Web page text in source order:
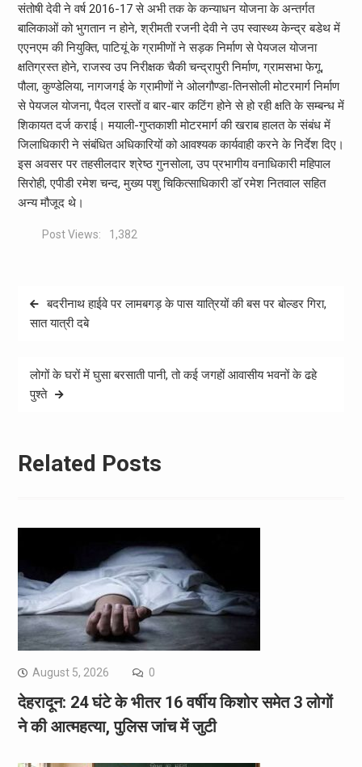
संतोषी देवी ने वर्ष 2016-17 से अभी तक के कन्याधन योजना के अन्तर्गत
बालिकाओं को भुगतान न होने, श्रीमती रजनी देवी ने उप स्वास्थ्य केन्द्र बडेथ में
एएनएम की नियुक्ति, पाटियूं के ग्रामीणों ने सड़क निर्माण से पेयजल योजना
क्षतिग्रस्त होने, राजस्व उप निरीक्षक चैकी चन्द्रापुरी निर्माण, ग्रामसभा फेगू,
पौला, कुण्डेलिया, नागजगई के ग्रामीणों ने ओलगौण्डा-तिनसोली मोटरमार्ग निर्माण
से पेयजल योजना, पैदल रास्तों व बार-बार कटिंग होने से हो रही क्षति के सम्बन्ध में
शिकायत दर्ज कराई। मयाली-गुप्तकाशी मोटरमार्ग की खराब हालत के संबंध में
जिलाधिकारी ने संबंधित अधिकारियों को आवश्यक कार्यवाही करने के निर्देश दिए।
इस अवसर पर तहसीलदार श्रेष्ठ गुनसोला, उप प्रभागीय वनाधिकारी महिपाल
सिरोही, एपीडी रमेश चन्द, मुख्य पशु चिकित्साधिकारी डाॅ रमेश नितवाल सहित
अन्य मौजूद थे।
Post Views: 1,382
Post
navigation
बदरीनाथ हाईवे पर लामबगड़ के पास यात्रियों की बस पर बोल्डर गिरा,
सात यात्री दबे
लोगों के घरों में घुसा बरसाती पानी, तो कई जगहों आवासीय भवनों के ढहे
पुश्ते
Related Posts
August 5, 2026 0
देहरादून: 24 घंटे के भीतर 16 वर्षीय किशोर समेत 3 लोगों
ने की आत्महत्या, पुलिस जांच में जुटी